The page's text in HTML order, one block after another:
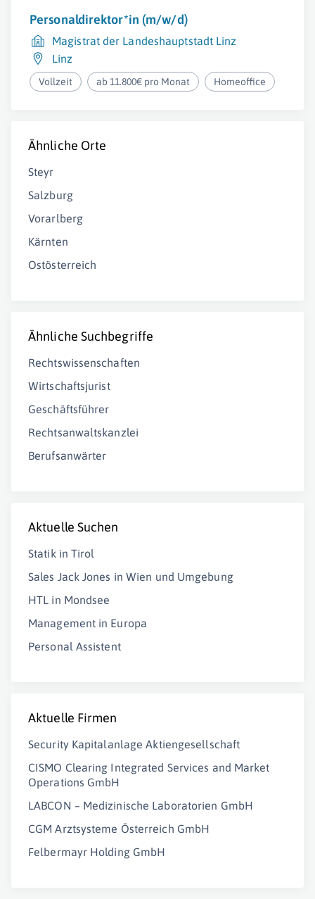
Personaldirektor*in (m/w/d)
Magistrat der Landeshauptstadt Linz
Linz
Vollzeit ab 11.800€ pro Monat Homeoffice
Ähnliche Orte
Steyr
Salzburg
Vorarlberg
Kärnten
Ostösterreich
Ähnliche Suchbegriffe
Rechtswissenschaften
Wirtschaftsjurist
Geschäftsführer
Rechtsanwaltskanzlei
Berufsanwärter
Aktuelle Suchen
Statik in Tirol
Sales Jack Jones in Wien und Umgebung
HTL in Mondsee
Management in Europa
Personal Assistent
Aktuelle Firmen
Security Kapitalanlage Aktiengesellschaft
CISMO Clearing Integrated Services and Market
Operations GmbH
LABCON – Medizinische Laboratorien GmbH
CGM Arztsysteme Österreich GmbH
Felbermayr Holding GmbH